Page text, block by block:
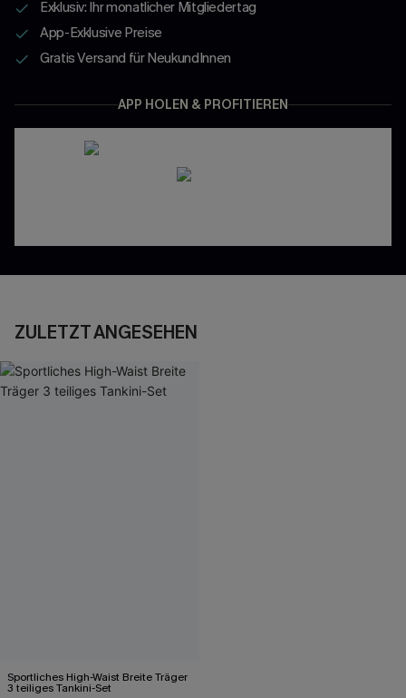
Exklusiv: Ihr monatlicher Mitgliedertag
App-Exklusive Preise
Gratis Versand für NeukundInnen
APP HOLEN & PROFITIEREN
ZULETZT ANGESEHEN
Sportliches High-Waist Breite Träger
3 teiliges Tankini-Set